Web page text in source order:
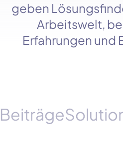
geben
Arbeitswelt,
Erfahrungen und